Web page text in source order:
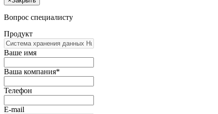
Вопрос специалисту
Продукт
Ваше имя
Ваша компания*
Телефон
E-mail